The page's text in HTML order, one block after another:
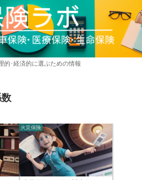
的･経済的に選ぶための情報
火災保険